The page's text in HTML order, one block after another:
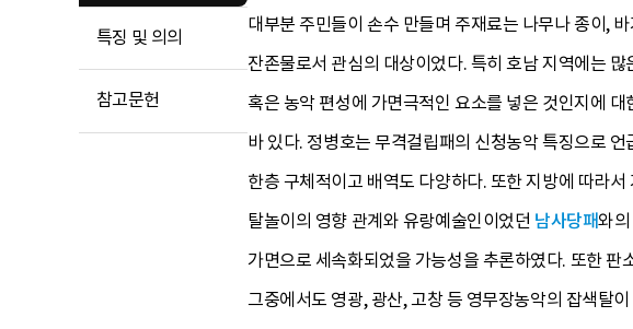
특징 및 의의
참고문헌
대부분 주민들이 손수 만들며 주재료는 나무나 종이,
잔존물로서 관심의 대상이었다. 특히 호남 지역에는
혹은 농악 편성에 가면극적인 요소를 넣은 것인지에
바 있다. 정병호는 무격걸립패의 신청농악 특징으로
한층 구체적이고 배역도 다양하다. 또한 지방에 따라
탈놀이의 영향 관계와 유랑예술인이었던 남사당패와
가면으로 세속화되었을 가능성을 추론하였다. 또한
그중에서도 영광, 광산, 고창 등 영무장농악의 잡색탈